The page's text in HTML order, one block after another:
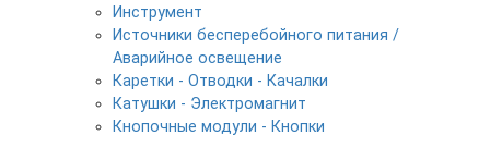
Инструмент
Источники бесперебойного питания /
Аварийное освещение
Каретки - Отводки - Качалки
Катушки - Электромагнит
Кнопочные модули - Кнопки